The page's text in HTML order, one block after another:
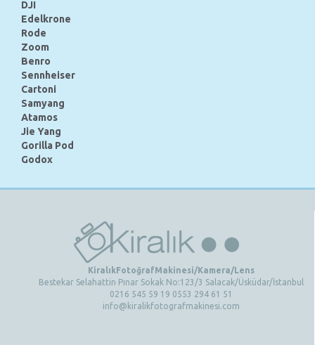
DJI
Edelkrone
Rode
Zoom
Benro
Sennheiser
Cartoni
Samyang
Atamos
Jie Yang
Gorilla Pod
Godox
KiralıkFotoğrafMakinesi/Kamera/Lens
Bestekar Selahattin Pınar Sokak No:123/3 Salacak/Üsküdar/İstanbul
0216 545 59 19 0553 294 61 51
info@kiralikfotografmakinesi.com